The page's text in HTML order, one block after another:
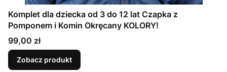
Komplet dla dziecka od 3 do 12 lat Czapka z
Pomponem i Komin Okręcany KOLORY!
Cena
99,00 zł
Zobacz produkt